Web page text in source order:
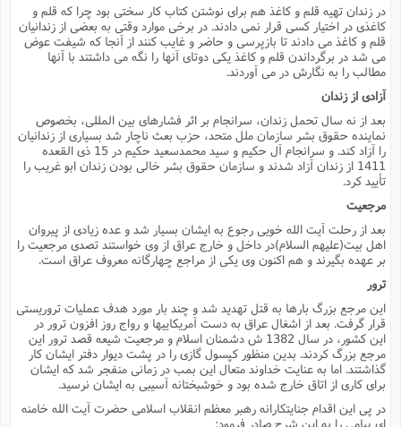
در زندان تهیه قلم و کاغذ هم براى نوشتن کتاب کار سختى بود چرا که قلم و
کاغذى در اختیار کسى قرار نمى دادند. در برخى موارد وقتى به بعضى از زندانیان
قلم و کاغذ مى دادند تا بازپرسى و حاضر و غایب کنند از آنجا که شیفت عوض
مى شد در برگرداندن قلم و کاغذ یکى دوتاى آنها را نگه مى داشتند با آنها
مطالب را به نگارش در مى آوردند.
آزادى از زندان
بعد از نه سال تحمل زندان، سرانجام بر اثر فشارهاى بین المللى، بخصوص
نماینده حقوق بشر سازمان ملل متحد، حزب بعث ناچار شد بسیارى از زندانیان
را آزاد کند. و سرانجام آل حکیم و سید محمدسعید حکیم در 15 ذى القعده
1411 از زندان آزاد شدند و سازمان حقوق بشر خالى بودن زندان ابو غریب را
تأیید کرد.
مرجعیت
بعد از رحلت آیت الله خویى رجوع به ایشان بسیار شد و عده زیادى از پیروان
اهل بیت(علیهم السلام)در داخل و خارج عراق از وى خواستند تصدى مرجعیت را
بر عهده بگیرند و هم اکنون وى یکى از مراجع چهارگانه معروف عراق است.
ترور
این مرجع بزرگ بارها به قتل تهدید شد و چند بار مورد هدف عملیات تروریستى
قرار گرفت. بعد از اشغال عراق به دست آمریکاییها و رواج روز افزون ترور در
این کشور، در سال 1382 ش دشمنان اسلام و مرجعیت شیعه قصد ترور این
مرجع بزرگ کردند. بدین منظور کپسول گازى را در پشت دیوار دفتر ایشان کار
گذاشتند. اما به عنایت خداوند متعال این بمب در زمانى منفجر شد که ایشان
براى کارى از اتاق خارج شده بود و خوشبختانه آسیبى به ایشان نرسید.
در پى این اقدام جنایتکارانه رهبر معظم انقلاب اسلامى حضرت آیت الله خامنه
اى پیامى را به این شرح صادر فرمود: